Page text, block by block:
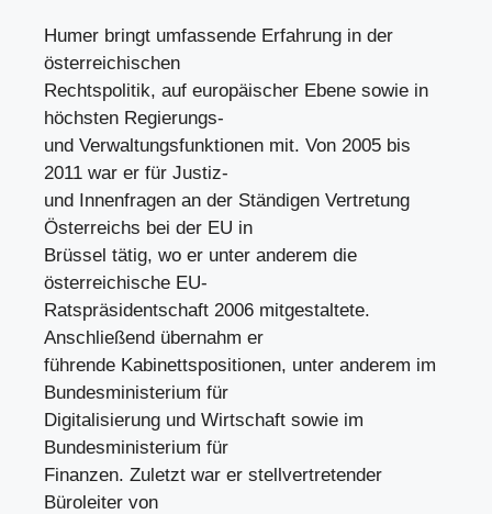
Humer bringt umfassende Erfahrung in der
österreichischen
Rechtspolitik, auf europäischer Ebene sowie in
höchsten Regierungs-
und Verwaltungsfunktionen mit. Von 2005 bis
2011 war er für Justiz-
und Innenfragen an der Ständigen Vertretung
Österreichs bei der EU in
Brüssel tätig, wo er unter anderem die
österreichische EU-
Ratspräsidentschaft 2006 mitgestaltete.
Anschließend übernahm er
führende Kabinettspositionen, unter anderem im
Bundesministerium für
Digitalisierung und Wirtschaft sowie im
Bundesministerium für
Finanzen. Zuletzt war er stellvertretender
Büroleiter von